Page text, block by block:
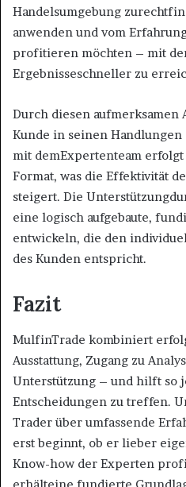
Handelsumgebung
anwenden und vom
profitieren möchten – mit
Ergebnisseschneller zu
Durch diesen aufmerksamen
Kunde in seinen
mit demExpertenteam
Format, was die Effektivität
steigert. Die
eine logisch aufgebaute,
entwickeln, die den
des Kunden entspricht.
Fazit
MulfinTrade kombiniert
Ausstattung, Zugang zu
Unterstützung – und hilft so
Entscheidungen zu treffen.
Trader über umfassende
erst beginnt, ob er lieber
Know-how der Experten